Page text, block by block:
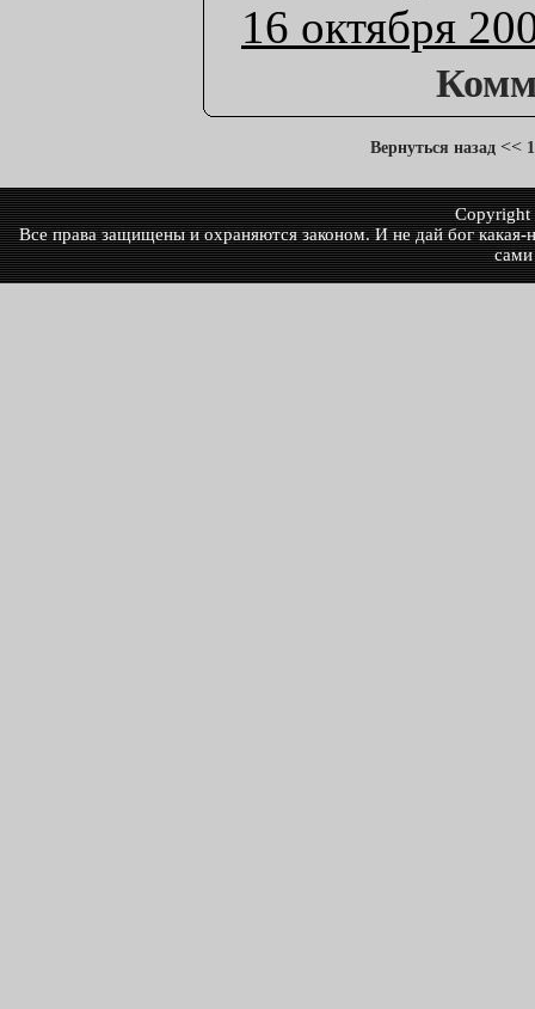
16 октября
Вернуться назад << 1
Все права защищены и охраняются законом. И не дай бог какая-
сами